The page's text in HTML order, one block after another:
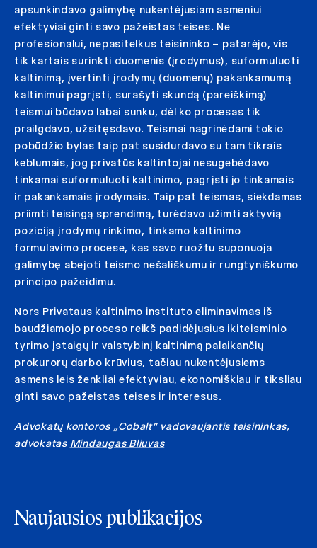
apsunkindavo galimybę nukentėjusiam asmeniui
efektyviai ginti savo pažeistas teises. Ne
profesionalui, nepasitelkus teisininko – patarėjo, vis
tik kartais surinkti duomenis (įrodymus), suformuluoti
kaltinimą, įvertinti įrodymų (duomenų) pakankamumą
kaltinimui pagrįsti, surašyti skundą (pareiškimą)
teismui būdavo labai sunku, dėl ko procesas tik
prailgdavo, užsitęsdavo. Teismai nagrinėdami tokio
pobūdžio bylas taip pat susidurdavo su tam tikrais
keblumais, jog privatūs kaltintojai nesugebėdavo
tinkamai suformuluoti kaltinimo, pagrįsti jo tinkamais
ir pakankamais įrodymais. Taip pat teismas, siekdamas
priimti teisingą sprendimą, turėdavo užimti aktyvią
poziciją įrodymų rinkimo, tinkamo kaltinimo
formulavimo procese, kas savo ruožtu suponuoja
galimybę abejoti teismo nešališkumu ir rungtyniškumo
principo pažeidimu.
Nors Privataus kaltinimo instituto eliminavimas iš
baudžiamojo proceso reikš padidėjusius ikiteisminio
tyrimo įstaigų ir valstybinį kaltinimą palaikančių
prokurorų darbo krūvius, tačiau nukentėjusiems
asmens leis ženkliai efektyviau, ekonomiškiau ir tiksliau
ginti savo pažeistas teises ir interesus.
Advokatų kontoros „Cobalt” vadovaujantis teisininkas,
advokatas Mindaugas Bliuvas
Naujausios publikacijos